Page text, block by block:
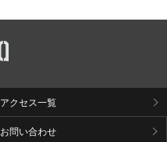
アクセス一覧
お問い合わせ